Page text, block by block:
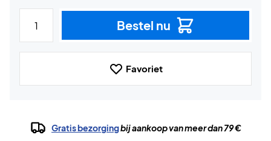
Bestel nu
Favoriet
Gratis bezorgingbij aankoop van meer dan 79 €